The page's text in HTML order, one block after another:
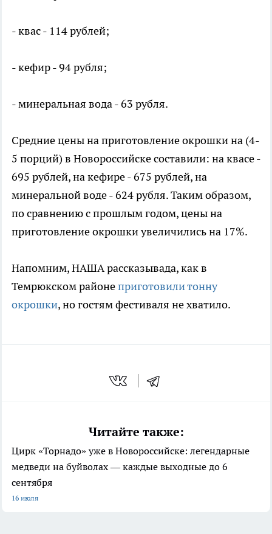
- квас - 114 рублей;
- кефир - 94 рубля;
- минеральная вода - 63 рубля.
Средние цены на приготовление окрошки на (4-
5 порций) в Новороссийске составили: на квасе -
695 рублей, на кефире - 675 рублей, на
минеральной воде - 624 рубля. Таким образом,
по сравнению с прошлым годом, цены на
приготовление окрошки увеличились на 17%.
Напомним, НАША рассказывада, как в
Темрюкском районеприготовили тонну
окрошки, но гостям фестиваля не хватило.
Читайте также:
Цирк «Торнадо» уже в Новороссийске: легендарные
медведи на буйволах — каждые выходные до 6
сентября
16 июля